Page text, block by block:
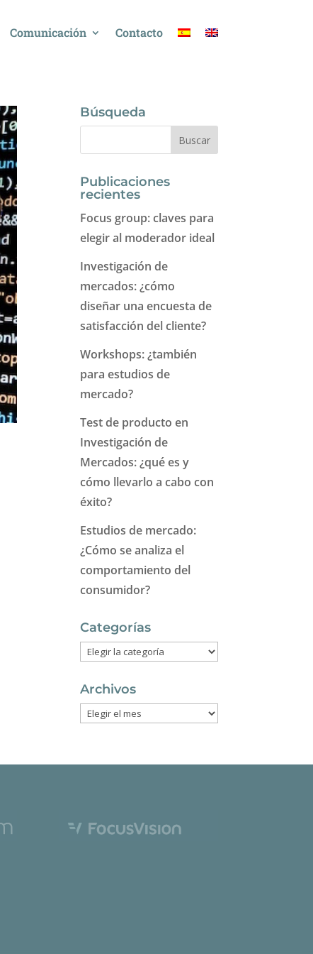
Comunicación Contacto
Búsqueda
Publicaciones
recientes
Focus group: claves para
elegir al moderador ideal
Investigación de
mercados: ¿cómo
diseñar una encuesta de
satisfacción del cliente?
Workshops: ¿también
para estudios de
mercado?
Test de producto en
Investigación de
Mercados: ¿qué es y
cómo llevarlo a cabo con
éxito?
Estudios de mercado:
¿Cómo se analiza el
comportamiento del
consumidor?
Categorías
Categorías
Archivos
Archivos